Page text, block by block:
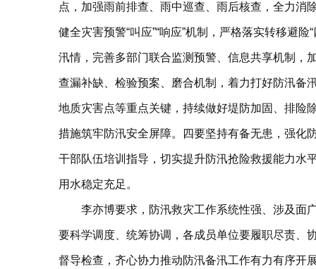
点，加强‌雨前排查、雨中巡查、雨后核查‌，全力消
健全灾害预警“叫应”“响应”机制，严格落实转移避
汛情，完善多部门联合监测预警、信息共享机制，
查漏补缺、检验预案、磨合机制，着力打好防汛备
地质灾害点等重点关键，持续做好堤防加固、排险
措施筑牢防汛安全屏障。四要坚持有备无患，强化
干部队伍培训指导，切实提升防汛抢险救援能力水
用水稳定充足。
李亦博要求，防汛救灾工作系统性强、涉及面
要科学调度、统筹协调，各成员单位要履职尽责、
督导检查，齐心协力推动防汛备汛工作有力有序开